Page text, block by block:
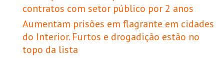
contratos com setor público por 2 anos
Aumentam prisões em flagrante em cidades
do Interior. Furtos e drogadição estão no
topo da lista